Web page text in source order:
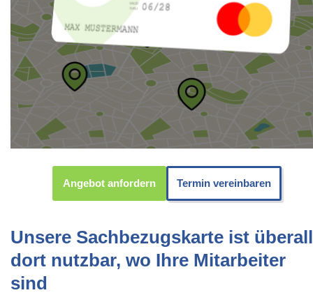
Angebot anfordern Termin vereinbaren
Unsere Sachbezugskarte ist überall
dort nutzbar, wo Ihre Mitarbeiter
sind